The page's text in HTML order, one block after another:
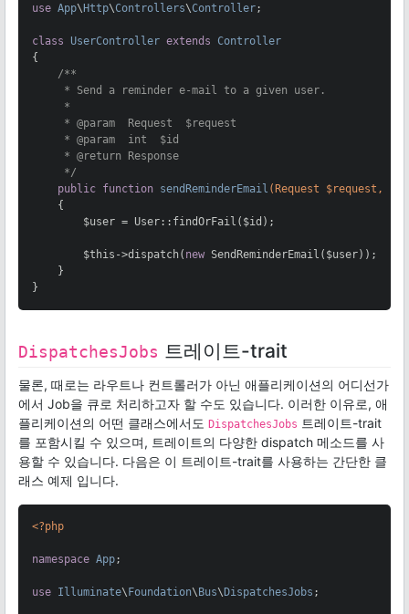
use App\ Http\Controllers\Controller;
class UserController extends Controller
{
/**
     * Send a reminder e-mail to a given user.
     *
     *
@param
  Request  $request
     *
@param
  int  $id
     *
@return Response
     */
public function sendReminderEmail (Request $request,
{
        $user = User::findOrFail($id);
        $this->dispatch(
new SendReminderEmail($user));
    }
}
DispatchesJobs 트레이트-trait
물론, 때로는 라우트나 컨트롤러가 아닌 애플리케이션의 어디선가
에서 Job을 큐로 처리하고자 할 수도 있습니다. 이러한 이유로, 애
플리케이션의 어떤 클래스에서도 DispatchesJobs 트레이트-trait
를 포함시킬 수 있으며, 트레이트의 다양한 dispatch 메소드를 사
용할 수 있습니다. 다음은 이 트레이트-trait를 사용하는 간단한 클
래스 예제 입니다.
<?php
namespace App ;
use Illuminate\Foundation\Bus\DispatchesJobs ;